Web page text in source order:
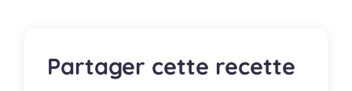
Partager cette recette